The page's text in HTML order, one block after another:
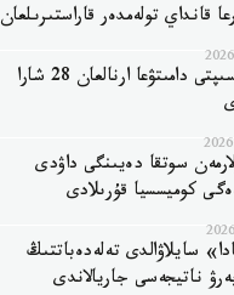
قانداي تولەمدەر قاراستىرىلعان
جەڭىل ونەركاسىپتى دامىتۋعا ارنالعان 28 شارا
سوتقا دەيىنگى داۋدى
كوميسسيا قۇرىلادى
سايلاۋالدى تەلەدەباتتىڭ
ناتيجەسى جاريالاندى